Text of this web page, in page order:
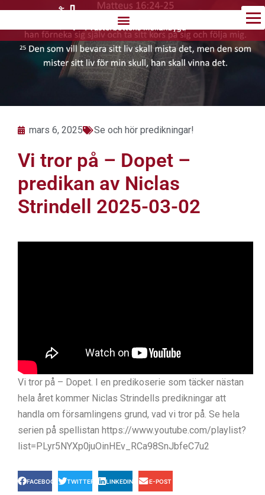
innehåll
mars 6, 2025 Se och hör predikningar!
Vi tror på – Dopet –
predikan av Niclas
Strindell 2025-03-02
Vi tror på – Dopet. I en predikoserie som täcker nästan
hela året kommer Niclas Strindells predikningar att
handla om församlingens grund, vad vi tror på. Se hela
serien på spellistan https://www.youtube.com/playlist?
list=PLyr5NYXp0juOinHEv_RCa98SnJbfeC7u2
FACEBOOK TWITTER LINKEDIN E-POST